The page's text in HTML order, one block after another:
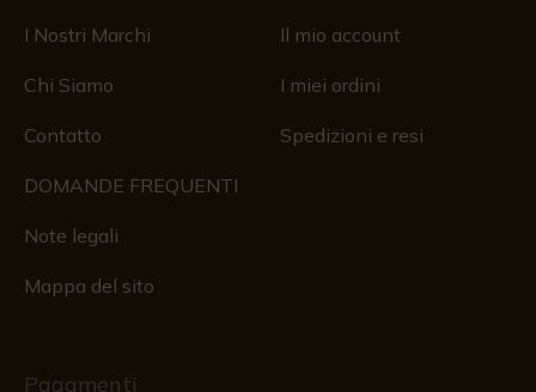
I Nostri Marchi
Chi Siamo
Contatto
DOMANDE FREQUENTI
Note legali
Mappa del sito
Il mio account
I miei ordini
Spedizioni e resi
Pagamenti